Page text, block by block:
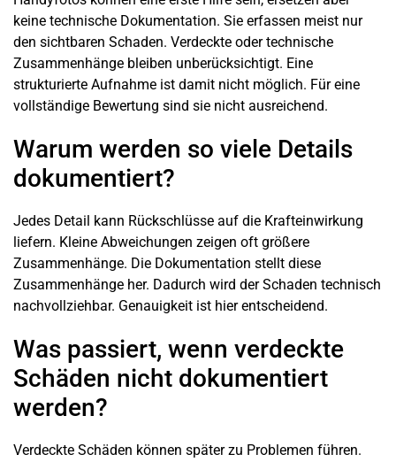
keine technische Dokumentation. Sie erfassen meist nur
den sichtbaren Schaden. Verdeckte oder technische
Zusammenhänge bleiben unberücksichtigt. Eine
strukturierte Aufnahme ist damit nicht möglich. Für eine
vollständige Bewertung sind sie nicht ausreichend.
Warum werden so viele Details
dokumentiert?
Jedes Detail kann Rückschlüsse auf die Krafteinwirkung
liefern. Kleine Abweichungen zeigen oft größere
Zusammenhänge. Die Dokumentation stellt diese
Zusammenhänge her. Dadurch wird der Schaden technisch
nachvollziehbar. Genauigkeit ist hier entscheidend.
Was passiert, wenn verdeckte
Schäden nicht dokumentiert
werden?
Verdeckte Schäden können später zu Problemen führen.